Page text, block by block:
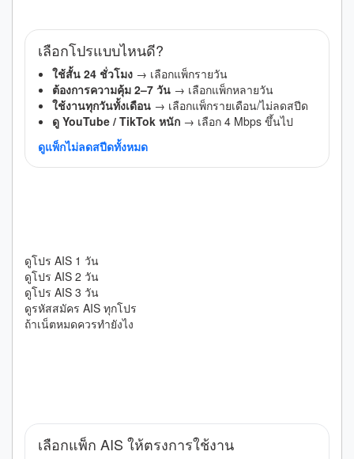
เลือกโปรแบบไหนดี?
ใช้สั้น 24 ชั่วโมง → เลือกแพ็กรายวัน
ต้องการความคุ้ม 2–7 วัน → เลือกแพ็กหลายวัน
ใช้งานทุกวันทั้งเดือน → เลือกแพ็กรายเดือน/ไม่ลดสปีด
ดู YouTube / TikTok หนัก → เลือก 4 Mbps ขึ้นไป
ดูแพ็กไม่ลดสปีดทั้งหมด
ดูโปร AIS 1 วัน
ดูโปร AIS 2 วัน
ดูโปร AIS 3 วัน
ดูรหัสสมัคร AIS ทุกโปร
ถ้าเน็ตหมดควรทำยังไง
เลือกแพ็ก AIS ให้ตรงการใช้งาน